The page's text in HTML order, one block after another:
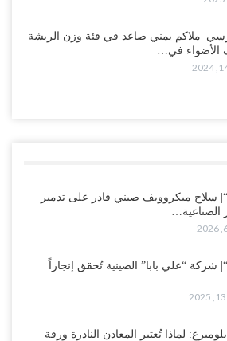
ملاكم يمني صاعد في فئة وزن الريشة
في…
سلاح ميكروويف صيني قادر على تدمير
الصناعية…
شركة “علي بابا” الصينية تُحقق إنجازاً
لماذا تُعتبر المعادن النادرة ورقة